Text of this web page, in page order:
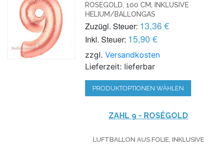
ROSEGOLD, 100 CM, INKLUSIVE
HELIUM/BALLONGAS
Zuzügl. Steuer: 13,36 €
Inkl. Steuer: 15,90 €
zzgl.Versandkosten
Lieferzeit: lieferbar
PRODUKTOPTIONEN WÄHLEN
ZAHL 9 - ROSÉGOLD
LUFTBALLON AUS FOLIE, INKLUSIVE